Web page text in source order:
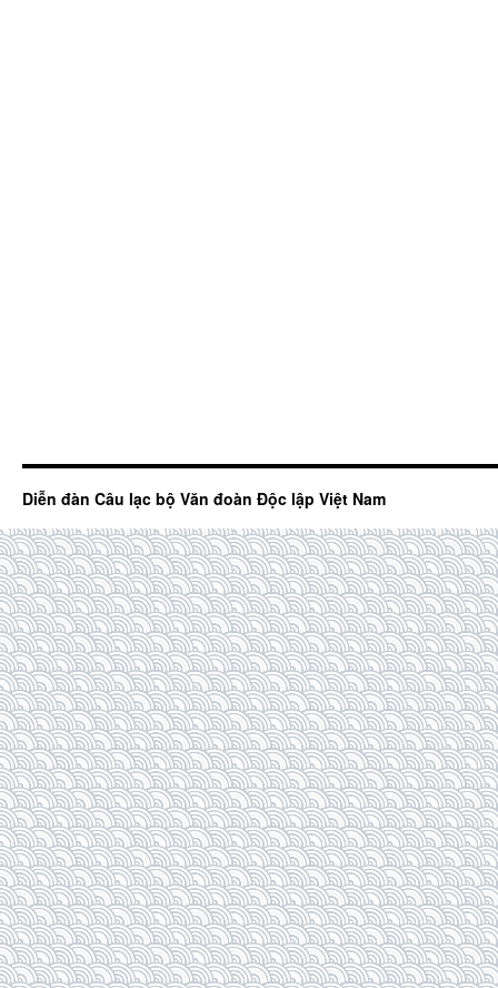
Diễn đàn Câu lạc bộ Văn đoàn Độc lập Việt Nam